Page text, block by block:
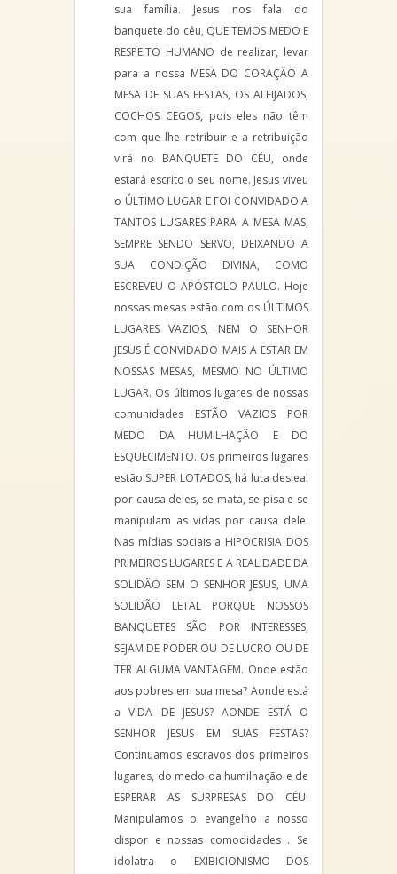
sua família. Jesus nos fala do
banquete do céu, QUE TEMOS MEDO E
RESPEITO HUMANO de realizar, levar
para a nossa MESA DO CORAÇÃO A
MESA DE SUAS FESTAS, OS ALEIJADOS,
COCHOS CEGOS, pois eles não têm
com que lhe retribuir e a retribuição
virá no BANQUETE DO CÉU, onde
estará escrito o seu nome. Jesus viveu
o ÚLTIMO LUGAR E FOI CONVIDADO A
TANTOS LUGARES PARA A MESA MAS,
SEMPRE SENDO SERVO, DEIXANDO A
SUA CONDIÇÃO DIVINA, COMO
ESCREVEU O APÓSTOLO PAULO. Hoje
nossas mesas estão com os ÚLTIMOS
LUGARES VAZIOS, NEM O SENHOR
JESUS É CONVIDADO MAIS A ESTAR EM
NOSSAS MESAS, MESMO NO ÚLTIMO
LUGAR. Os últimos lugares de nossas
comunidades ESTÃO VAZIOS POR
MEDO DA HUMILHAÇÃO E DO
ESQUECIMENTO. Os primeiros lugares
estão SUPER LOTADOS, há luta desleal
por causa deles, se mata, se pisa e se
manipulam as vidas por causa dele.
Nas mídias sociais a HIPOCRISIA DOS
PRIMEIROS LUGARES E A REALIDADE DA
SOLIDÃO SEM O SENHOR JESUS, UMA
SOLIDÃO LETAL PORQUE NOSSOS
BANQUETES SÃO POR INTERESSES,
SEJAM DE PODER OU DE LUCRO OU DE
TER ALGUMA VANTAGEM. Onde estão
aos pobres em sua mesa? Aonde está
a VIDA DE JESUS? AONDE ESTÁ O
SENHOR JESUS EM SUAS FESTAS?
Continuamos escravos dos primeiros
lugares, do medo da humilhação e de
ESPERAR AS SURPRESAS DO CÉU!
Manipulamos o evangelho a nosso
dispor e nossas comodidades . Se
idolatra o EXIBICIONISMO DOS